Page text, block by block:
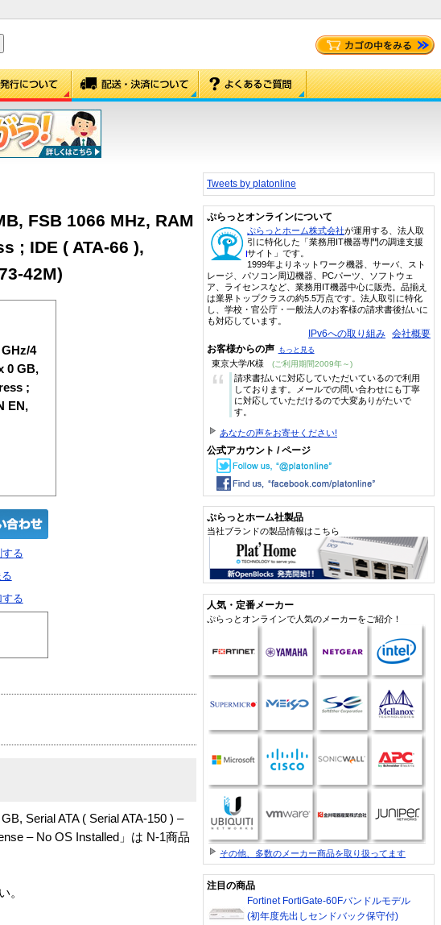
FSB 1066 MHz, RAM
; IDE ( ATA-66 ),
42M)
4
0 GB,
;
EN,
る
る
Serial ATA ( Serial ATA-150 ) –
– No OS Installed」は N-1商品
。
Tweets by platonline
ぷらっとオンラインについて
ぷらっとホーム株式会社が運用する、法人取
引に特化した「業務用IT機器専門の調達支援
サイト」です。
1999年よりネットワーク機器、サーバ、スト
レージ、パソコン周辺機器、PCパーツ、ソフトウェ
ア、ライセンスなど、業務用IT機器中心に販売。品揃え
は業界トップクラスの約5.5万点です。法人取引に特化
し、学校・官公庁・一般法人のお客様の請求書後払いに
も対応しています。
IPv6への取り組み 会社概要
お客様からの声 もっと見る
東京大学/K様 (ご利用期間2009年～)
“
請求書払いに対応していただいているので利用
しております。メールでの問い合わせにも丁寧
に対応していただけるので大変ありがたいで
す。
あなたの声をお寄せください!
公式アカウント / ページ
ぷらっとホーム社製品
当社ブランドの製品情報はこちら
人気・定番メーカー
ぷらっとオンラインで人気のメーカーをご紹介！
その他、多数のメーカー商品を取り扱ってます
注目の商品
Fortinet FortiGate-60Fバンドルモデル
(初年度先出しセンドバック保守付)